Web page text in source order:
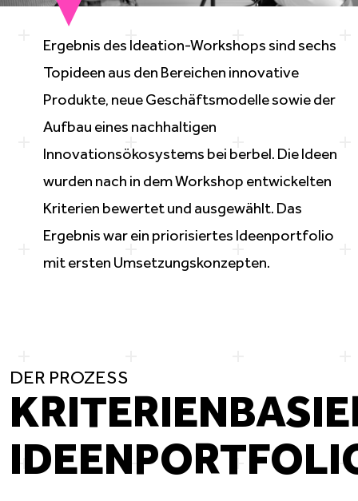
Ergebnis des Ideation-Workshops sind sechs
Topideen aus den Bereichen innovative
Produkte, neueGeschäftsmodellesowie der
Aufbau eines nachhaltigen
Innovationsökosystems bei berbel. Die Ideen
wurden nach in dem Workshop entwickelten
Kriterien bewertet und ausgewählt. Das
Ergebnis war ein priorisiertes Ideenportfolio
mit ersten Umsetzungskonzepten.
DER PROZESS